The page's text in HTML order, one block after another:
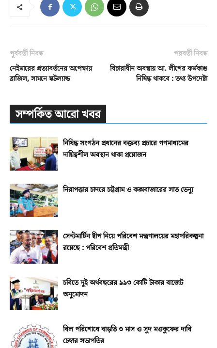
পূর্ববর্তী নিবন্ধ
নেইমারের প্রত্যাবর্তনের অপেক্ষায়
ব্রাজিল, সামনে স্কটল্যান্ড
পরবর্তী নিবন্ধ
বিচারাধীন অবস্থায় আ. লীগের কর্মকাণ্ড
নিষিদ্ধ থাকবে : তথ্য উপদেষ্টা
সম্পর্কিত আরো খবর
নিষিদ্ধ সংগঠন প্রধানের বক্তব্য প্রচারে গণমাধ্যমের
দায়িত্বশীল অবস্থান থাকা প্রয়োজন
নিরাপত্তার চাদরে চট্টগ্রাম ও কক্সবাজারের সাত ভেন্যু
সেন্টমার্টিন দ্বীপ নিয়ে পরিবেশ মন্ত্রণালয়ের মহাপরিকল্পনা
রয়েছে : পরিবেশ প্রতিমন্ত্রী
চবিতে দুই অর্থবছরের ৯৯৩ কোটি টাকার বাজেট
অনুমোদন
বিল পরিশোধে বাড়তি ৩ মাস ও সুদ মওকুফের দাবি
চেম্বার সভাপতির